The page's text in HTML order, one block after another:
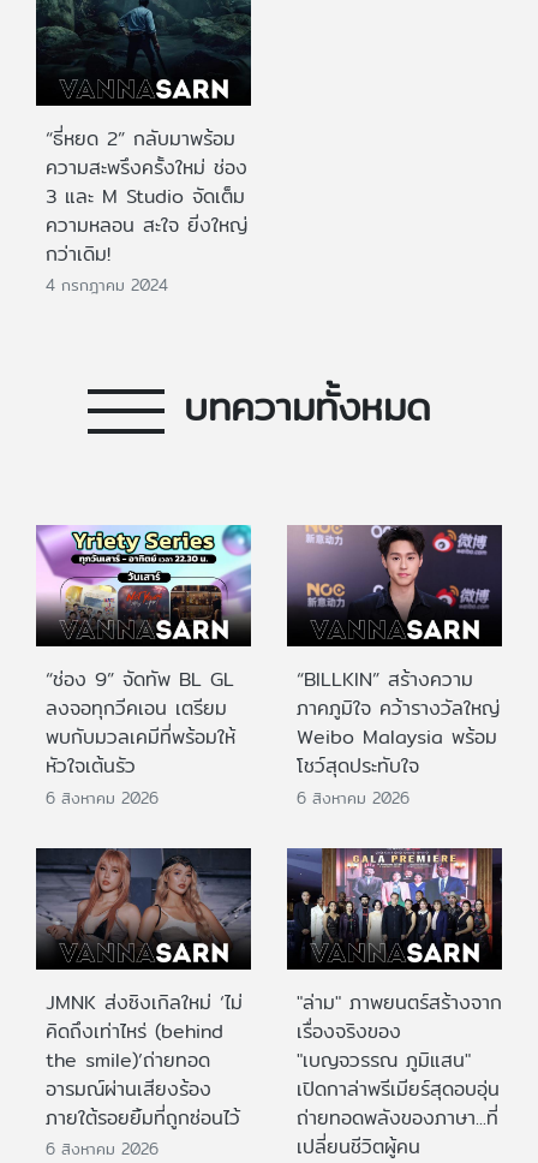
“ธี่หยด 2” กลับมาพร้อม
ความสะพรึงครั้งใหม่ ช่อง
3 และ M Studio จัดเต็ม
ความหลอน สะใจ ยิ่งใหญ่
กว่าเดิม!
4 กรกฎาคม 2024
บทความทั้งหมด
“ช่อง 9” จัดทัพ BL GL
ลงจอทุกวีคเอน เตรียม
พบกับมวลเคมีที่พร้อมให้
หัวใจเต้นรัว
6 สิงหาคม 2026
“BILLKIN” สร้างความ
ภาคภูมิใจ คว้ารางวัลใหญ่
Weibo Malaysia พร้อม
โชว์สุดประทับใจ
6 สิงหาคม 2026
JMNK ส่งซิงเกิลใหม่ ‘ไม่
คิดถึงเท่าไหร่ (behind
the smile)’ถ่ายทอด
อารมณ์ผ่านเสียงร้อง
ภายใต้รอยยิ้มที่ถูกซ่อนไว้
6 สิงหาคม 2026
"ล่าม" ภาพยนตร์สร้างจาก
เรื่องจริงของ
"เบญจวรรณ ภูมิแสน"
เปิดกาล่าพรีเมียร์สุดอบอุ่น
ถ่ายทอดพลังของภาษา...ที่
เปลี่ยนชีวิตผู้คน